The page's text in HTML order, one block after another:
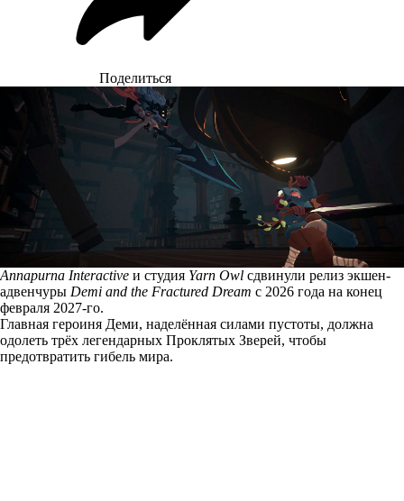
Поделиться
Annapurna Interactive и студия Yarn Owl сдвинули релиз экшен-
адвенчуры Demi and the Fractured Dream с 2026 года на конец
февраля 2027-го.
Главная героиня Деми, наделённая силами пустоты, должна
одолеть трёх легендарных Проклятых Зверей, чтобы
предотвратить гибель мира.